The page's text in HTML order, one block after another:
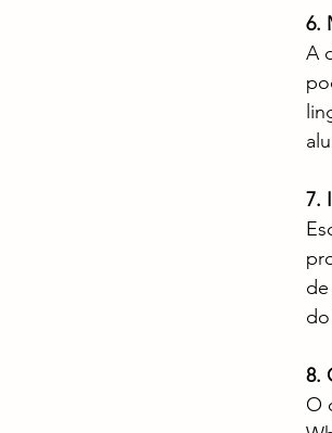
6.
A
7.
8.
O